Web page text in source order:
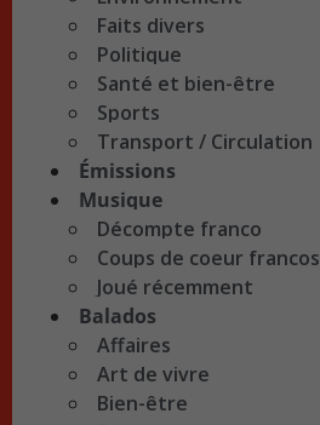
Faits divers
Politique
Santé et bien-être
Sports
Transport / Circulation
Émissions
Musique
Décompte franco
Coups de coeur francos
Joué récemment
Balados
Affaires
Art de vivre
Bien-être